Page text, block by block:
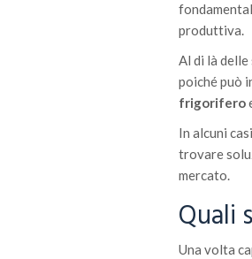
produttiva.
Al di là
poiché può
frigorifero
In alcuni
trovare
mercato.
Quali
Una volta